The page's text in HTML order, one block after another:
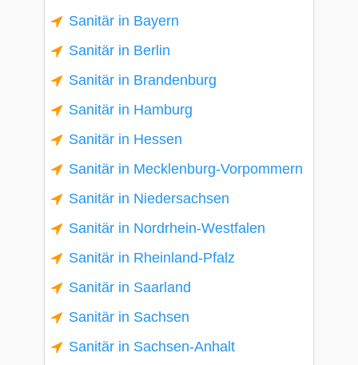
Sanitär in Bayern
Sanitär in Berlin
Sanitär in Brandenburg
Sanitär in Hamburg
Sanitär in Hessen
Sanitär in Mecklenburg-Vorpommern
Sanitär in Niedersachsen
Sanitär in Nordrhein-Westfalen
Sanitär in Rheinland-Pfalz
Sanitär in Saarland
Sanitär in Sachsen
Sanitär in Sachsen-Anhalt